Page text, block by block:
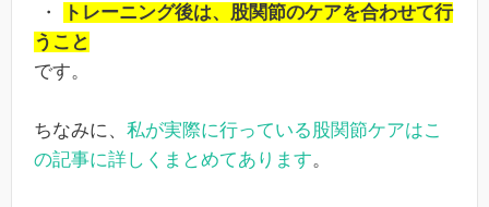
・
トレーニング後は、股関節のケアを合わせて行
うこと
です。
ちなみに、 私が実際に行っている股関節ケアはこ
の記事に詳しくまとめてあります。